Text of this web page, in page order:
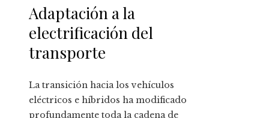
Adaptación a la
electrificación del
transporte
La transición hacia los vehículos
eléctricos e híbridos ha modificado
profundamente toda la cadena de